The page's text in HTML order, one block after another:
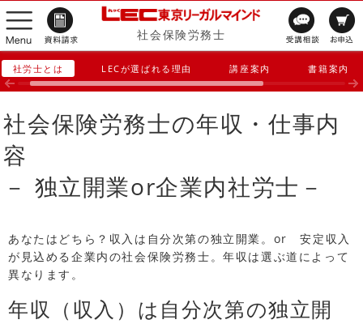
社会保険労務士
社労士とは LECが選ばれる理由 講座案内 書籍案内
社会保険労務士の年収・仕事内
容
－ 独立開業or企業内社労士－
あなたはどちら？収入は自分次第の独立開業。or 安定収入
が見込める企業内の社会保険労務士。年収は選ぶ道によって
異なります。
年収（収入）は自分次第の独立開